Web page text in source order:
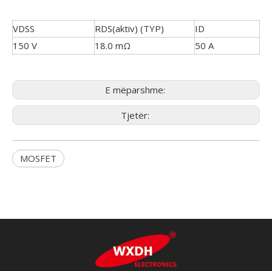
VDSS RDS(aktiv) (TYP)
ID
150 V
18.0 mΩ 50 A
E mëparshme:
Tjetër:
MOSFET